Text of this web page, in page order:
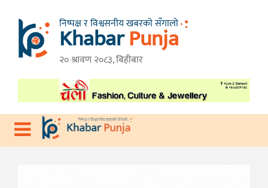
निष्पक्ष र विश्वसनीय खबरको सँगालो
KhabarPunja
२० श्रावण २०८३, बिहीबार
गृहपृष्ठ
तनहुँ
प्रदेश